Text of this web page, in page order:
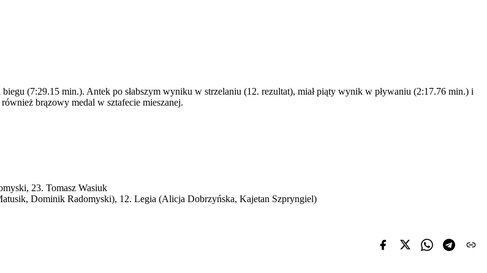
(7:29.15 min.). Antek po słabszym wyniku w strzelaniu (12. rezultat), miał piąty wynik w pływaniu (2:17.76 min.) i
brązowy medal w sztafecie mieszanej.
23. Tomasz Wasiuk
Dominik Radomyski), 12. Legia (Alicja Dobrzyńska, Kajetan Szpryngiel)